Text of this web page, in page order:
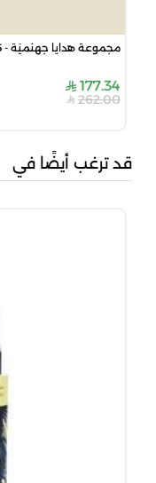
مجموعة هدايا جهنميَة - 5 قطع
177.34
262.00
قد ترغب أيضًا في